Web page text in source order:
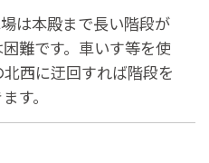
は本殿まで長い階段が
難です。車いす等を使
西に迂回すれば階段を
す。